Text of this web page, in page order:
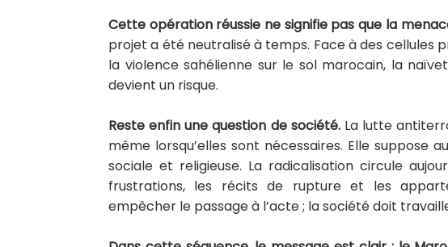
Cette opération réussie ne signifie pas que la
projet a été neutralisé à temps. Face à des cellules
la violence sahélienne sur le sol marocain, la
devient un risque.
Reste enfin une question de société. La lutte
même lorsqu’elles sont nécessaires. Elle suppose
sociale et religieuse. La radicalisation circule
frustrations, les récits de rupture et les
empêcher le passage à l’acte ; la société doit